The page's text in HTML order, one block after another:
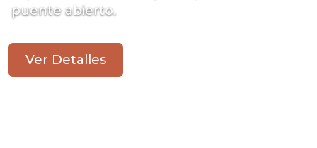
puente abierto.
Ver Detalles